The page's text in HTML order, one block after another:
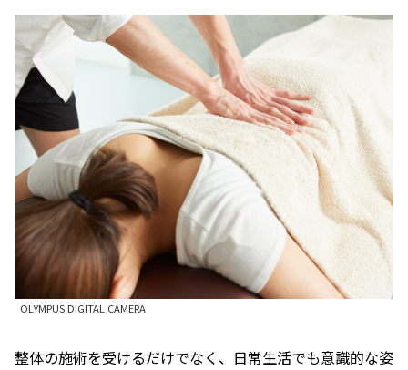
OLYMPUS DIGITAL CAMERA
整体の施術を受けるだけでなく、日常生活でも意識的な姿